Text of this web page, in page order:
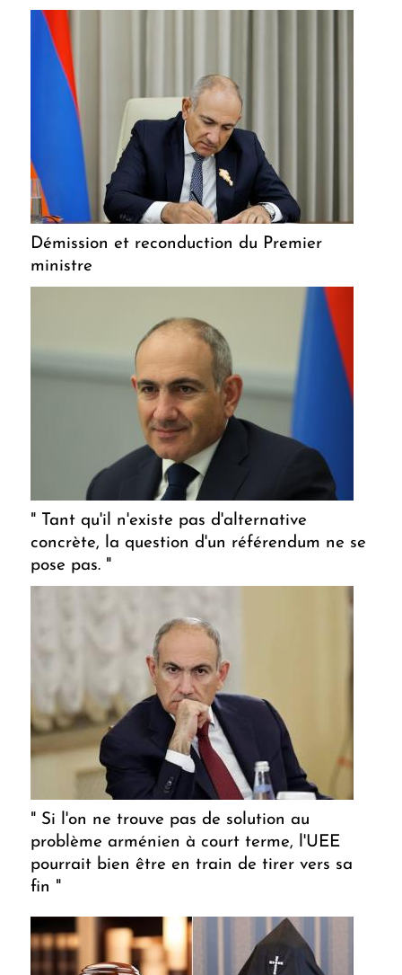
Démission et reconduction du Premier
ministre
" Tant qu'il n'existe pas d'alternative
concrète, la question d'un référendum ne se
pose pas. "
" Si l'on ne trouve pas de solution au
problème arménien à court terme, l'UEE
pourrait bien être en train de tirer vers sa
fin "